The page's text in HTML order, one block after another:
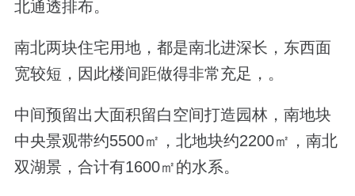
北通透排布。
南北两块住宅用地，都是南北进深长，东西面
宽较短，因此楼间距做得非常充足，。
中间预留出大面积留白空间打造园林， 南地块
中央景观带约5500㎡，北地块约2200㎡，南北
双湖景，合计有1600㎡的水系。